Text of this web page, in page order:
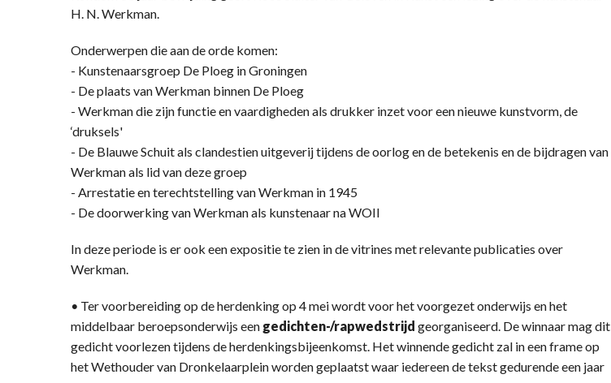
H. N. Werkman.
Onderwerpen die aan de orde komen:
- Kunstenaarsgroep De Ploeg in Groningen
- De plaats van Werkman binnen De Ploeg
- Werkman die zijn functie en vaardigheden als drukker inzet voor een nieuwe kunstvorm, de
‘druksels'
- De Blauwe Schuit als clandestien uitgeverij tijdens de oorlog en de betekenis en de bijdragen van
Werkman als lid van deze groep
- Arrestatie en terechtstelling van Werkman in 1945
- De doorwerking van Werkman als kunstenaar na WOII
In deze periode is er ook een expositie te zien in de vitrines met relevante publicaties over
Werkman.
• Ter voorbereiding op de herdenking op 4 mei wordt voor het voorgezet onderwijs en het
middelbaar beroepsonderwijs een gedichten-/rapwedstrijd georganiseerd. De winnaar mag dit
gedicht voorlezen tijdens de herdenkingsbijeenkomst. Het winnende gedicht zal in een frame op
het Wethouder van Dronkelaarplein worden geplaatst waar iedereen de tekst gedurende een jaar